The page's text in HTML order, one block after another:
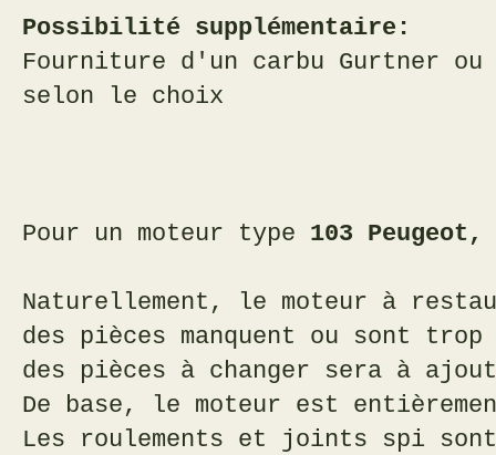
Possibilité supplémentaire:
Fourniture d'un carbu Gurtner
selon le choix
Pour un moteur type 103 Peugeot,
Naturellement, le moteur à
des pièces manquent ou sont
des pièces à changer sera à
De base, le moteur est
Les roulements et joints spi sont